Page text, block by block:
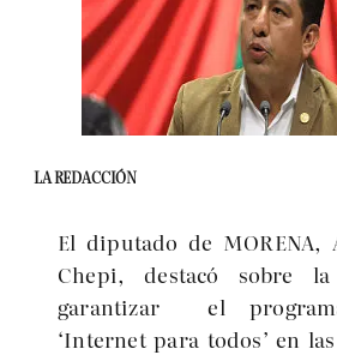
LA REDACCIÓN
El diputado de MORENA,
Chepi, destacó sobre
garantizar el
‘Internet para todos’ en